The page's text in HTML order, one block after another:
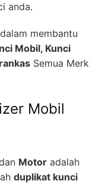
anda.
membantu
Mobil, Kunci
Semua Merk
Mobil
Motor adalah
duplikat kunci